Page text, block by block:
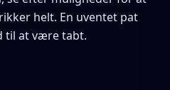
helt. En uventet pat
til at være tabt.